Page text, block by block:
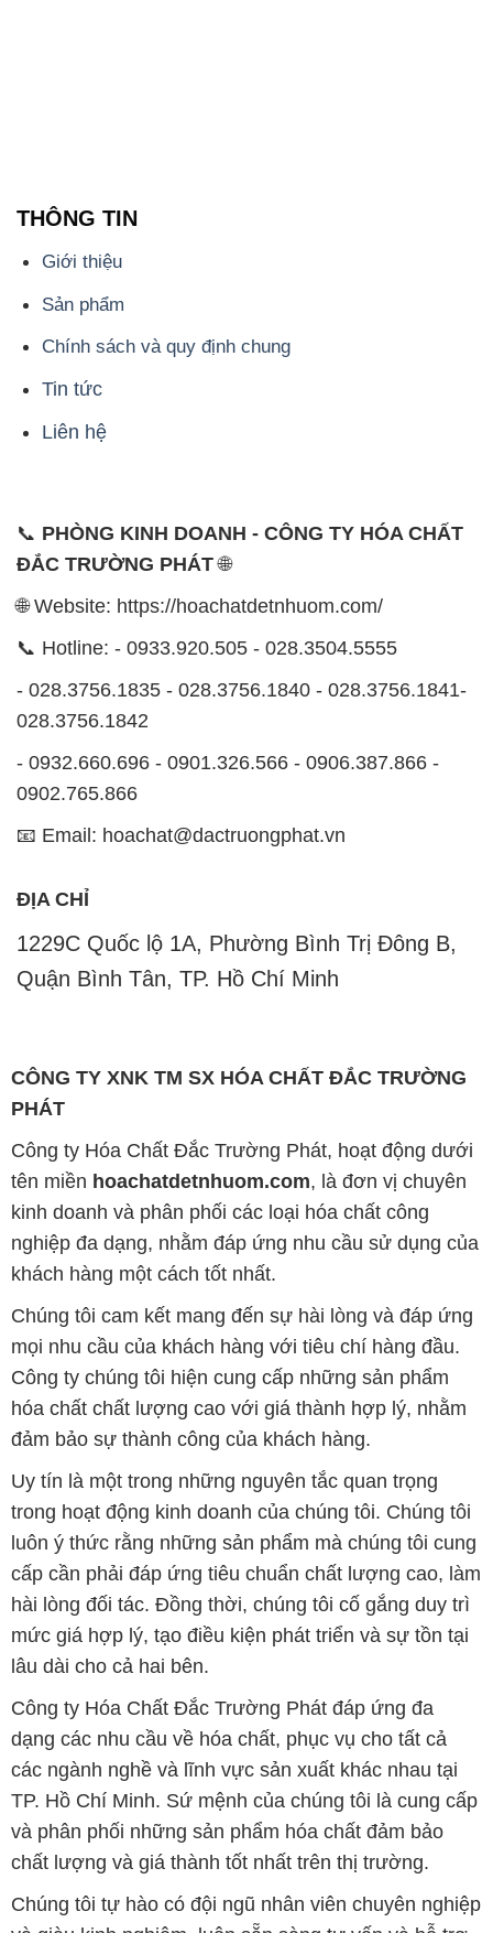
THÔNG TIN
Giới thiệu
Sản phẩm
Chính sách và quy định chung
Tin tức
Liên hệ
📞 PHÒNG KINH DOANH - CÔNG TY HÓA CHẤT
ĐẮC TRƯỜNG PHÁT🌐
🌐 Website: https://hoachatdetnhuom.com/
📞 Hotline: - 0933.920.505 - 028.3504.5555
- 028.3756.1835 - 028.3756.1840 - 028.3756.1841-
028.3756.1842
- 0932.660.696 - 0901.326.566 - 0906.387.866 -
0902.765.866
📧 Email: hoachat@dactruongphat.vn
ĐỊA CHỈ
1229C Quốc lộ 1A, Phường Bình Trị Đông B,
Quận Bình Tân, TP. Hồ Chí Minh
CÔNG TY XNK TM SX HÓA CHẤT ĐẮC TRƯỜNG
PHÁT
Công ty Hóa Chất Đắc Trường Phát, hoạt động dưới
tên miền hoachatdetnhuom.com, là đơn vị chuyên
kinh doanh và phân phối các loại hóa chất công
nghiệp đa dạng, nhằm đáp ứng nhu cầu sử dụng của
khách hàng một cách tốt nhất.
Chúng tôi cam kết mang đến sự hài lòng và đáp ứng
mọi nhu cầu của khách hàng với tiêu chí hàng đầu.
Công ty chúng tôi hiện cung cấp những sản phẩm
hóa chất chất lượng cao với giá thành hợp lý, nhằm
đảm bảo sự thành công của khách hàng.
Uy tín là một trong những nguyên tắc quan trọng
trong hoạt động kinh doanh của chúng tôi. Chúng tôi
luôn ý thức rằng những sản phẩm mà chúng tôi cung
cấp cần phải đáp ứng tiêu chuẩn chất lượng cao, làm
hài lòng đối tác. Đồng thời, chúng tôi cố gắng duy trì
mức giá hợp lý, tạo điều kiện phát triển và sự tồn tại
lâu dài cho cả hai bên.
Công ty Hóa Chất Đắc Trường Phát đáp ứng đa
dạng các nhu cầu về hóa chất, phục vụ cho tất cả
các ngành nghề và lĩnh vực sản xuất khác nhau tại
TP. Hồ Chí Minh. Sứ mệnh của chúng tôi là cung cấp
và phân phối những sản phẩm hóa chất đảm bảo
chất lượng và giá thành tốt nhất trên thị trường.
Chúng tôi tự hào có đội ngũ nhân viên chuyên nghiệp